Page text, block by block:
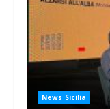
News Sicilia